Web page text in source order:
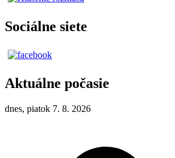
Sociálne siete
Aktuálne počasie
dnes, piatok 7. 8. 2026